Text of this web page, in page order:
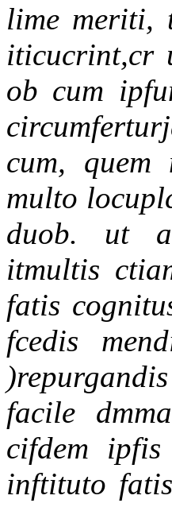
lime meriti,
iticucrint,cr
ob cum
cum, quem
multo
duob. ut
itmultis
fatis
fcedis
facile
cifdem
inftituto